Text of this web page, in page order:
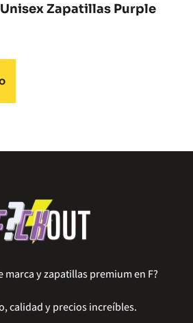
Zapatillas Purple
marca y zapatillas premium en F?
calidad y precios increíbles.